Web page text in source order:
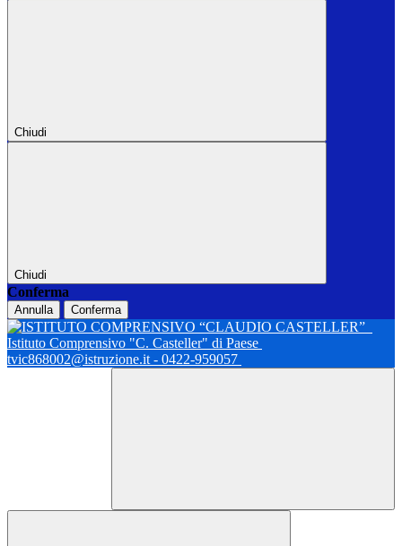
Chiudi
Chiudi
Conferma
Annulla Conferma
Istituto Comprensivo "C. Casteller" di Paese
tvic868002@istruzione.it - 0422-959057